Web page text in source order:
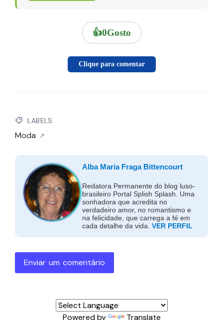
👍0Gosto
Clique para comentar
LABELS
Moda
Alba Maria Fraga Bittencourt
Redatora Permanente do blog luso-
brasileiro Portal Splish Splash. Uma
sonhadora que acredita no
verdadeiro amor, no romantismo e
na felicidade, que carrega a fé em
cada detalhe da vida. VER PERFIL
Enviar um comentário
Powered by Translate